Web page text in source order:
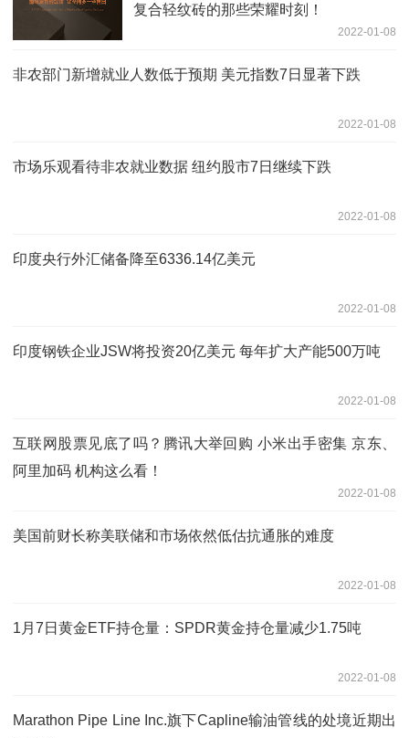
复合轻纹砖的那些荣耀时刻！
2022-01-08
非农部门新增就业人数低于预期 美元指数7日显著下跌
2022-01-08
市场乐观看待非农就业数据 纽约股市7日继续下跌
2022-01-08
印度央行外汇储备降至6336.14亿美元
2022-01-08
印度钢铁企业JSW将投资20亿美元 每年扩大产能500万吨
2022-01-08
互联网股票见底了吗？腾讯大举回购 小米出手密集 京东、
阿里加码 机构这么看！
2022-01-08
美国前财长称美联储和市场依然低估抗通胀的难度
2022-01-08
1月7日黄金ETF持仓量：SPDR黄金持仓量减少1.75吨
2022-01-08
Marathon Pipe Line Inc.旗下Capline输油管线的处境近期出